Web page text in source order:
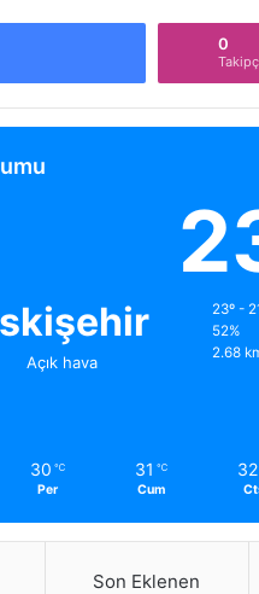
0
Açık hava
23º -
52%
2.68
30 ℃
Per
31 ℃
Cum
32
Son Eklenen